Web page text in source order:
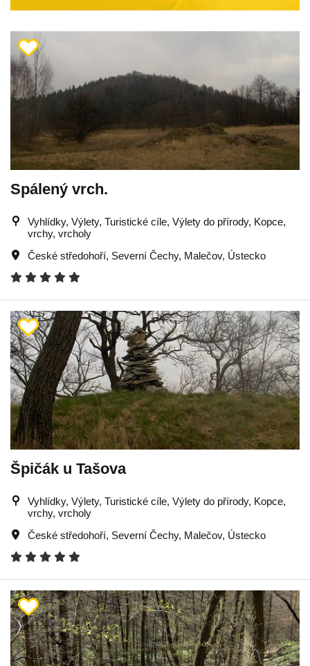
Spálený vrch.
Vyhlídky, Výlety, Turistické cíle, Výlety do přírody, Kopce,
vrchy, vrcholy
České středohoří, Severní Čechy, Malečov, Ústecko
Špičák u Tašova
Vyhlídky, Výlety, Turistické cíle, Výlety do přírody, Kopce,
vrchy, vrcholy
České středohoří, Severní Čechy, Malečov, Ústecko